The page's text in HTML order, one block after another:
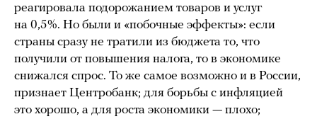
реагировала подорожанием товаров и услуг
на 0,5%. Но были и «побочные эффекты»: если
страны сразу не тратили из бюджета то, что
получили от повышения налога, то в экономике
снижался спрос. То же самое возможно и в России,
признает Центробанк; для борьбы с инфляцией
это хорошо, а для роста экономики — плохо;